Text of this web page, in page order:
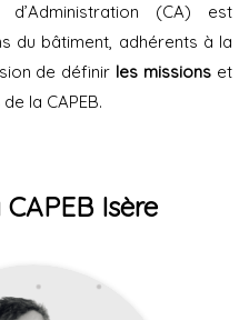
(CA) est
du bâtiment, adhérents à la
de définir les missions et
de la CAPEB.
Isère